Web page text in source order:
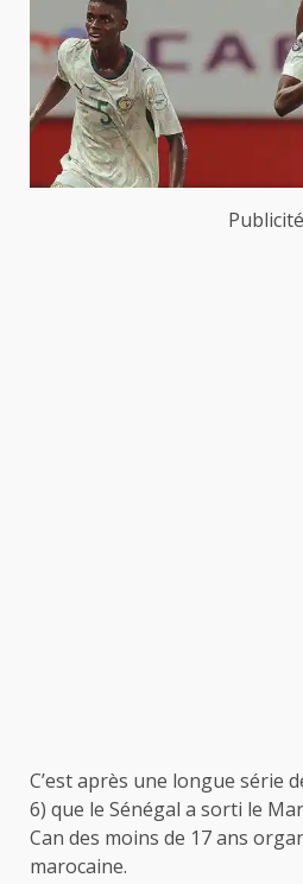
Publicité
C’est après une longue série
6) que le Sénégal a sorti le
Can des moins de 17 ans
marocaine.